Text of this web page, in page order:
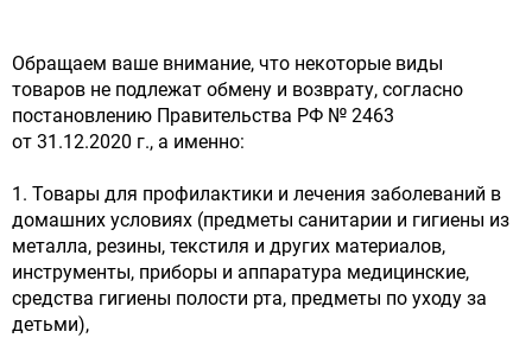
Обращаем ваше внимание, что некоторые виды
товаров не подлежат обмену и возврату, согласно
постановлению Правительства РФ № 2463
от 31.12.2020 г., а именно:
1. Товары для профилактики и лечения заболеваний в
домашних условиях (предметы санитарии и гигиены из
металла, резины, текстиля и других материалов,
инструменты, приборы и аппаратура медицинские,
средства гигиены полости рта, предметы по уходу за
детьми),